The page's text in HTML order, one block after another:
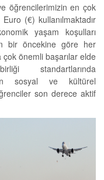
öğrencilerimizin en çok
(€) kullanılmaktadır
yaşam koşulları
bir öncekine göre her
önemli başarılar elde
standartlarında
sosyal ve kültürel
son derece aktif